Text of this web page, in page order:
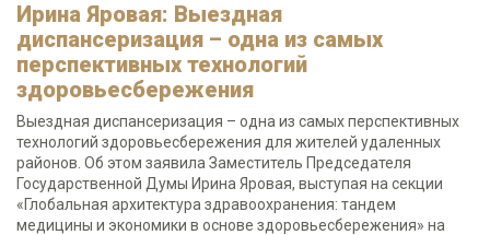
Ирина Яровая: Выездная
диспансеризация – одна из самых
перспективных технологий
здоровьесбережения
Выездная диспансеризация – одна из самых перспективных
технологий здоровьесбережения для жителей удаленных
районов. Об этом заявила Заместитель Председателя
Государственной Думы Ирина Яровая, выступая на секции
«Глобальная архитектура здравоохранения: тандем
медицины и экономики в основе здоровьесбережения» на